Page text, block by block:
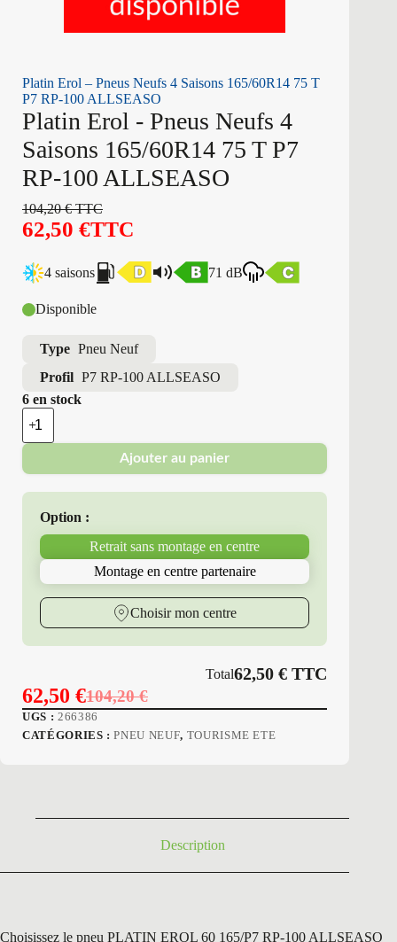
Platin Erol – Pneus Neufs 4 Saisons 165/60R14 75 T
P7 RP-100 ALLSEASO
Platin Erol - Pneus Neufs 4
Saisons 165/60R14 75 T P7
RP-100 ALLSEASO
104,20€TTC
62,50 €TTC
4 saisons 71 dB
Disponible
Type Pneu Neuf
Profil P7 RP-100 ALLSEASO
6 en stock
quantité
de
Platin
-
Pneus
Saisons
100
ALLSEASO
Ajouter au panier
Option :
Retrait sans montage en centre
Montage en centre partenaire
Choisir mon centre
Total62,50€ TTC
104,20€
Le
prix
62,50 €Le
prix
UGS : 266386
CATÉGORIES :PNEU NEUF, TOURISME ETE
Description
Choisissez le pneu PLATIN EROL 60 165/P7 RP-100 ALLSEASO